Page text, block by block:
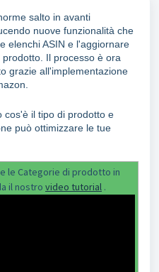
salto in avanti
nuove funzionalità che
elenchi ASIN e l'aggiornare
Il processo è ora
grazie all'implementazione
cos'è il tipo di prodotto e
può ottimizzare le tue
le Categorie di prodotto in
il nostro video tutorial .